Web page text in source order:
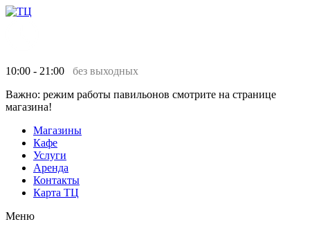
10:00 - 21:00 без выходных
Важно: режим работы павильонов смотрите на странице
магазина!
Магазины
Кафе
Услуги
Аренда
Контакты
Карта ТЦ
Меню